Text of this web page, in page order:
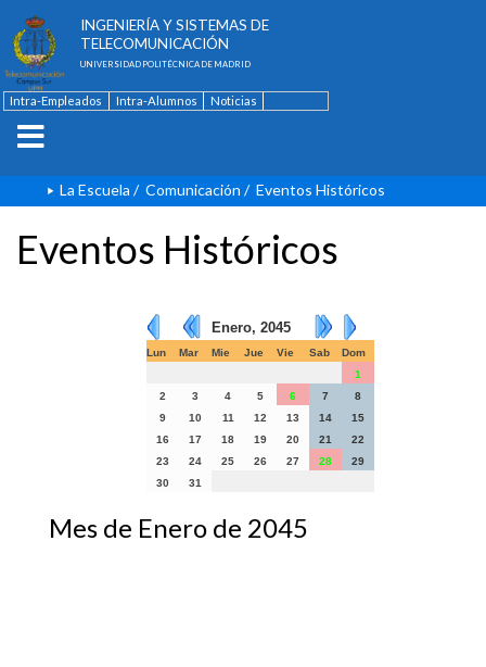
INGENIERÍA Y SISTEMAS DE
TELECOMUNICACIÓN
UNIVERSIDAD POLITÉCNICA DE MADRID
Intra-Empleados Intra-Alumnos
Noticias
La Escuela / Comunicación / Eventos Históricos
Eventos Históricos
Enero, 2045
Lun Mar Mie Jue Vie Sab
Dom
1
2
3 4 5 6 7
8
9
10 11 12 13 14
15
16
17 18 19 20 21
22
23
24 25 26 27 28
29
30
31
Mes de Enero de 2045